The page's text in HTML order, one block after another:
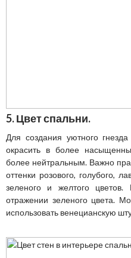
5. Цвет спальни.
Для создания уютного
окрасить в более
более нейтральным. Важно
оттенки розового, голубого,
зеленого и желтого
отражении зеленого цвета.
использовать венецианскую